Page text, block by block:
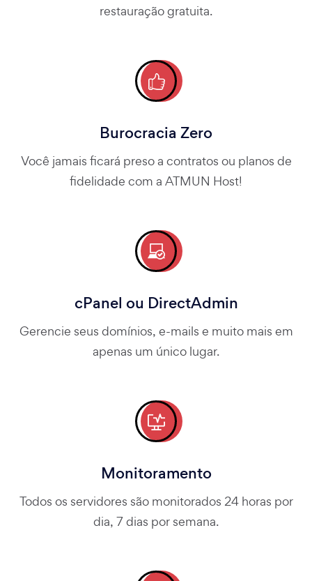
restauração gratuita.
Burocracia Zero
Você jamais ficará preso a contratos ou planos de
fidelidade com a ATMUN Host!
cPanel ou DirectAdmin
Gerencie seus domínios, e-mails e muito mais em
apenas um único lugar.
Monitoramento
Todos os servidores são monitorados 24 horas por
dia, 7 dias por semana.